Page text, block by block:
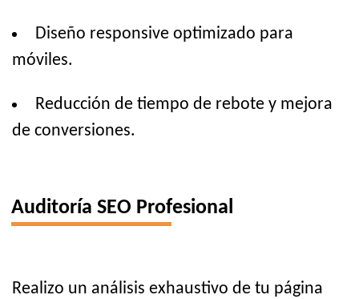
Diseño responsive optimizado para
móviles.
Reducción de tiempo de rebote y mejora
de conversiones.
Auditoría SEO Profesional
Realizo un análisis exhaustivo de tu página